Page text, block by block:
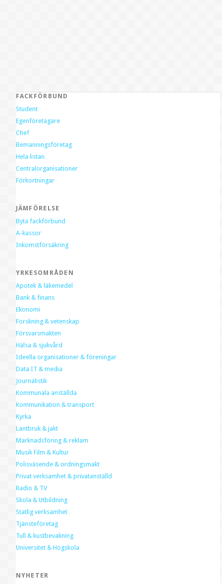
FACKFÖRBUND
Student
Egenföretagare
Chef
Bemanningsföretag
Hela listan
Centralorganisationer
Förkortningar
JÄMFÖRELSE
Byta fackförbund
A-kassor
Inkomstförsäkring
YRKESOMRÅDEN
Apotek & läkemedel
Bank & finans
Ekonomi
Forskning & vetenskap
Försvarsmakten
Hälsa & sjukvård
Ideella organisationer & föreningar
Data IT & media
Journalistik
Kommunala anställda
Kommunikation & transport
Kyrka
Lantbruk & jakt
Marknadsföring & reklam
Musik Film & Kultur
Polisväsende & ordningsmakt
Privat verksamhet & privatanställd
Radio & TV
Skola & Utbildning
Statlig verksamhet
Tjänsteföretag
Tull & kustbevakning
Universitet & Högskola
NYHETER